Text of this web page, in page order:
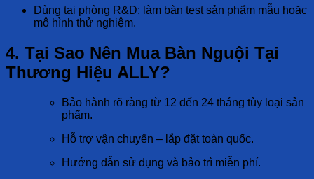
Dùng tại phòng R&D: làm bàn test sản phẩm mẫu hoặc
mô hình thử nghiệm.
4. Tại Sao Nên Mua Bàn Nguội Tại
Thương Hiệu ALLY?
Bảo hành rõ ràng từ 12 đến 24 tháng tùy loại sản
phẩm.
Hỗ trợ vận chuyển – lắp đặt toàn quốc.
Hướng dẫn sử dụng và bảo trì miễn phí.